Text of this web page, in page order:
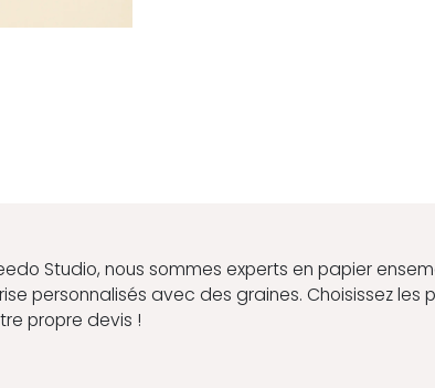
Studio, nous sommes experts en papier
personnalisés avec des graines. Choisissez
propre devis !